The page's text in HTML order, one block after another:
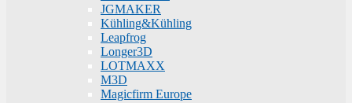
JGMAKER
Kühling&Kühling
Leapfrog
Longer3D
LOTMAXX
M3D
Magicfirm Europe